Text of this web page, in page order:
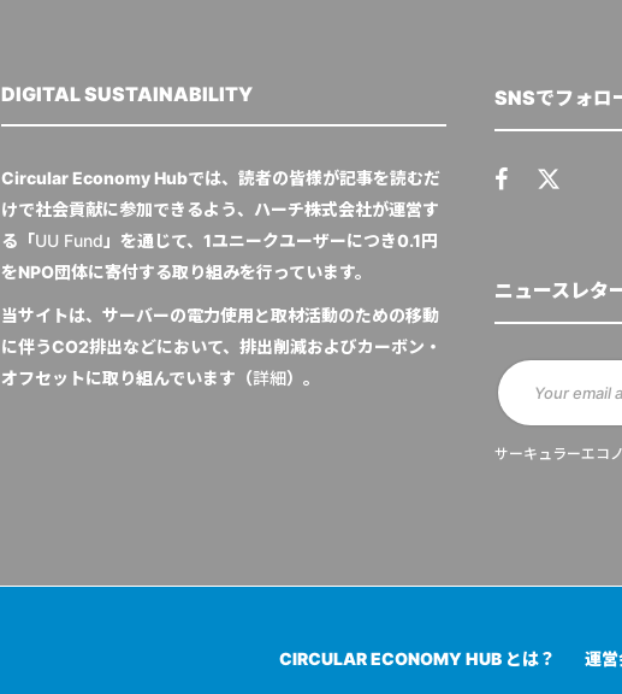
DIGITAL SUSTAINABILITY
Circular Economy Hubでは、読者の皆様が記事を読むだ
けで社会貢献に参加できるよう、ハーチ株式会社が運営す
る「UU Fund」を通じて、1ユニークユーザーにつき0.1円
をNPO団体に寄付する取り組みを行っています。
当サイトは、サーバーの電力使用と取材活動のための移動
に伴うCO2排出などにおいて、排出削減およびカーボン・
オフセットに取り組んでいます（詳細）。
SNSでフォロ
ニュースレタ
サーキュラーエコ
CIRCULAR ECONOMY HUB とは？ 運